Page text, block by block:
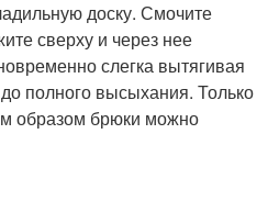
доску. Смочите
сверху и через нее
слегка вытягивая
полного высыхания. Только
образом брюки можно